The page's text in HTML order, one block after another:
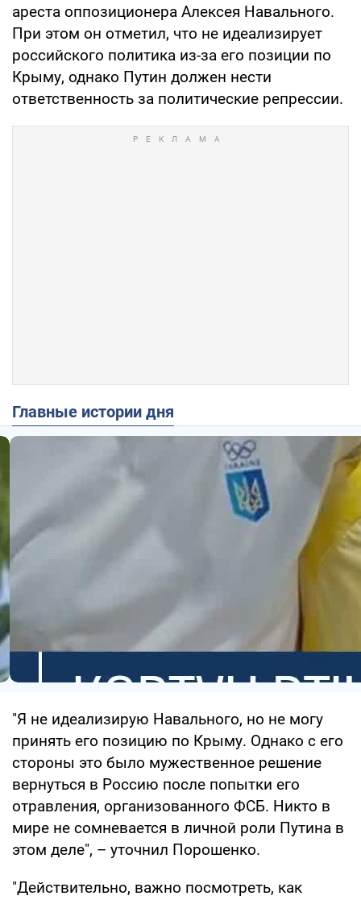
ареста оппозиционера Алексея Навального.
При этом он отметил, что не идеализирует
российского политика из-за его позиции по
Крыму, однако Путин должен нести
ответственность за политические репрессии.
Главные истории дня
"Я не идеализирую Навального, но не могу
принять его позицию по Крыму. Однако с его
стороны это было мужественное решение
вернуться в Россию после попытки его
отравления, организованного ФСБ. Никто в
мире не сомневается в личной роли Путина в
этом деле", – уточнил Порошенко.
"Действительно, важно посмотреть, как